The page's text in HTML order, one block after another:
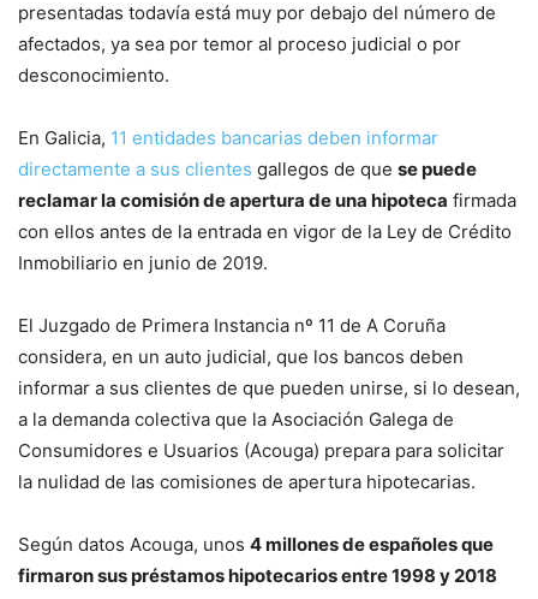
presentadas todavía está muy por debajo del número de
afectados, ya sea por temor al proceso judicial o por
desconocimiento.
En Galicia, 11 entidades bancarias deben informar
directamente a sus clientes gallegos de que se puede
reclamar la comisión de apertura de una hipoteca firmada
con ellos antes de la entrada en vigor de la Ley de Crédito
Inmobiliario en junio de 2019.
El Juzgado de Primera Instancia nº 11 de A Coruña
considera, en un auto judicial, que los bancos deben
informar a sus clientes de que pueden unirse, si lo desean,
a la demanda colectiva que la Asociación Galega de
Consumidores e Usuarios (Acouga) prepara para solicitar
la nulidad de las comisiones de apertura hipotecarias.
Según datos Acouga, unos 4 millones de españoles que
firmaron sus préstamos hipotecarios entre 1998 y 2018